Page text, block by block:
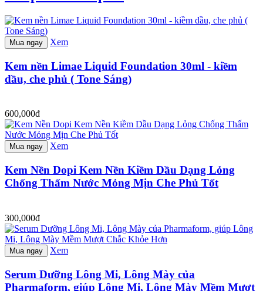
Mua ngay Xem
Kem nền Limae Liquid Foundation 30ml - kiềm
dầu, che phủ ( Tone Sáng)
600,000đ
Mua ngay Xem
Kem Nền Dopi Kem Nền Kiềm Dầu Dạng Lỏng
Chống Thấm Nước Mỏng Mịn Che Phủ Tốt
300,000đ
Mua ngay Xem
Serum Dưỡng Lông Mi, Lông Mày của
Pharmaform, giúp Lông Mi, Lông Mày Mềm Mượt